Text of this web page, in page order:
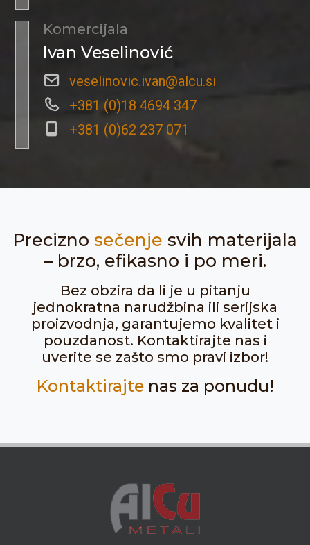
Komercijala
Ivan Veselinović
veselinovic.ivan@alcu.si
+381 (0)18 4694 347
+381 (0)62 237 071
Precizno sečenje svih materijala
– brzo, efikasno i po meri.
Bez obzira da li je u pitanju
jednokratna narudžbina ili serijska
proizvodnja, garantujemo kvalitet i
pouzdanost. Kontaktirajte nas i
uverite se zašto smo pravi izbor!
Kontaktirajtenas za ponudu!